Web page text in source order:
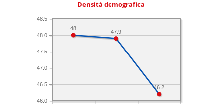
Densità demografica
46.0
46.5
47.0
47.5
48.0
48.5
46.2
47.9
48